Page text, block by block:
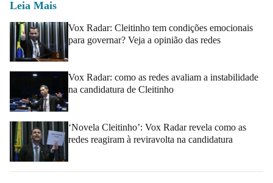
Leia Mais
Vox Radar: Cleitinho tem condições emocionais
para governar? Veja a opinião das redes
Vox Radar: como as redes avaliam a instabilidade
na candidatura de Cleitinho
‘Novela Cleitinho’: Vox Radar revela como as
redes reagiram à reviravolta na candidatura